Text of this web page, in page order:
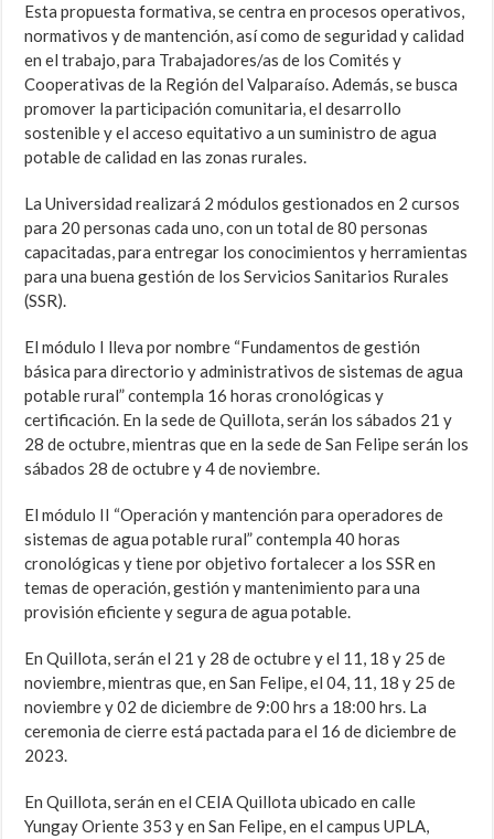
Esta propuesta formativa, se centra en procesos operativos,
normativos y de mantención, así como de seguridad y calidad
en el trabajo, para Trabajadores/as de los Comités y
Cooperativas de la Región del Valparaíso. Además, se busca
promover la participación comunitaria, el desarrollo
sostenible y el acceso equitativo a un suministro de agua
potable de calidad en las zonas rurales.
La Universidad realizará 2 módulos gestionados en 2 cursos
para 20 personas cada uno, con un total de 80 personas
capacitadas, para entregar los conocimientos y herramientas
para una buena gestión de los Servicios Sanitarios Rurales
(SSR).
El módulo I lleva por nombre “Fundamentos de gestión
básica para directorio y administrativos de sistemas de agua
potable rural” contempla 16 horas cronológicas y
certificación. En la sede de Quillota, serán los sábados 21 y
28 de octubre, mientras que en la sede de San Felipe serán los
sábados 28 de octubre y 4 de noviembre.
El módulo II “Operación y mantención para operadores de
sistemas de agua potable rural” contempla 40 horas
cronológicas y tiene por objetivo fortalecer a los SSR en
temas de operación, gestión y mantenimiento para una
provisión eficiente y segura de agua potable.
En Quillota, serán el 21 y 28 de octubre y el 11, 18 y 25 de
noviembre, mientras que, en San Felipe, el 04, 11, 18 y 25 de
noviembre y 02 de diciembre de 9:00 hrs a 18:00 hrs. La
ceremonia de cierre está pactada para el 16 de diciembre de
2023.
En Quillota, serán en el CEIA Quillota ubicado en calle
Yungay Oriente 353 y en San Felipe, en el campus UPLA,